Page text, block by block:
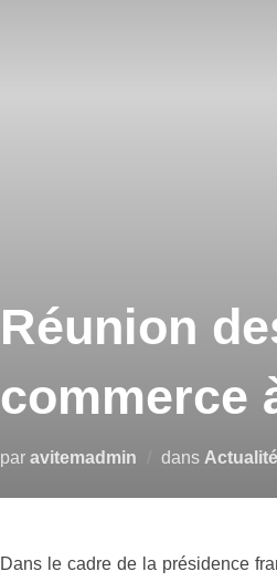
Réunion
commerce
par avitemadmin dans
Dans le cadre de la présidence